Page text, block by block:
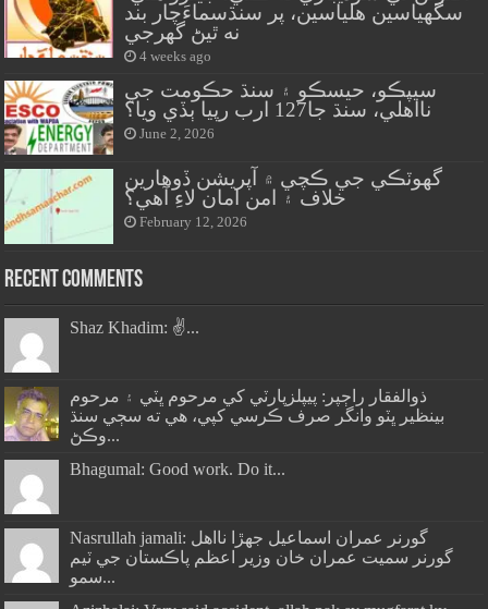
سگهياسين هلياسين، پر سنڌسماءَچار بند
نه ٿيڻ گهرجي
4 weeks ago
سيپڪو، حيسڪو ۽ سنڌ حڪومت جي
نااهلي، سنڌ جا127 ارب رپيا ٻڏي ويا؟
June 2, 2026
گهوٽڪي جي ڪچي ۾ آپريشن ڏوهارين
خلاف ۽ امن امان لاءِ آهي؟
February 12, 2026
Recent Comments
Shaz Khadim: ✌️...
ذوالفقار راڄپر: پيپلزپارٽي کي مرحوم ڀٽي ۽ مرحوم
بينظير ڀٽو وانگر صرف ڪرسي کپي، هي ته سڄي سنڌ
وڪڻ...
Bhagumal: Good work. Do it...
Nasrullah jamali: گورنر عمران اسماعيل جھڙا نااهل
گورنر سميت عمران خان وزير اعظم پاڪستان جي ٽيم
سمو...